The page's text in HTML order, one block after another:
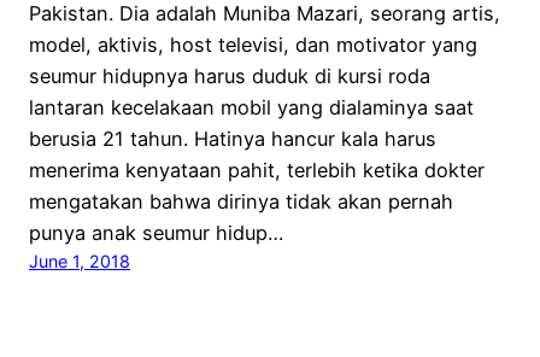
Pakistan. Dia adalah Muniba Mazari, seorang artis,
model, aktivis, host televisi, dan motivator yang
seumur hidupnya harus duduk di kursi roda
lantaran kecelakaan mobil yang dialaminya saat
berusia 21 tahun. Hatinya hancur kala harus
menerima kenyataan pahit, terlebih ketika dokter
mengatakan bahwa dirinya tidak akan pernah
punya anak seumur hidup…
June 1, 2018